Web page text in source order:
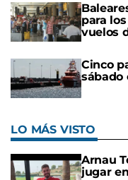
para
vuelos
Cinco
sábado
LO MÁS VISTO
Arnau
jugar